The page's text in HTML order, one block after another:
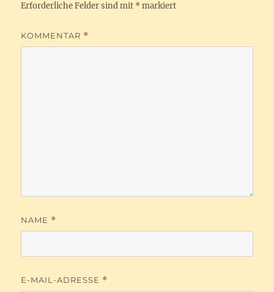
Erforderliche Felder sind mit * markiert
KOMMENTAR *
NAME *
E-MAIL-ADRESSE *